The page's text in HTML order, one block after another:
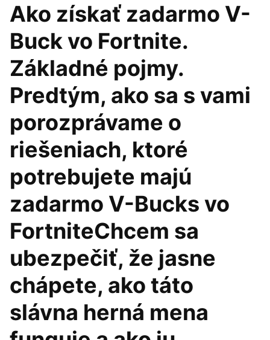
Ako získať zadarmo V-
Buck vo Fortnite.
Základné pojmy.
Predtým, ako sa s vami
porozprávame o
riešeniach, ktoré
potrebujete majú
zadarmo V-Bucks vo
FortniteChcem sa
ubezpečiť, že jasne
chápete, ako táto
slávna herná mena